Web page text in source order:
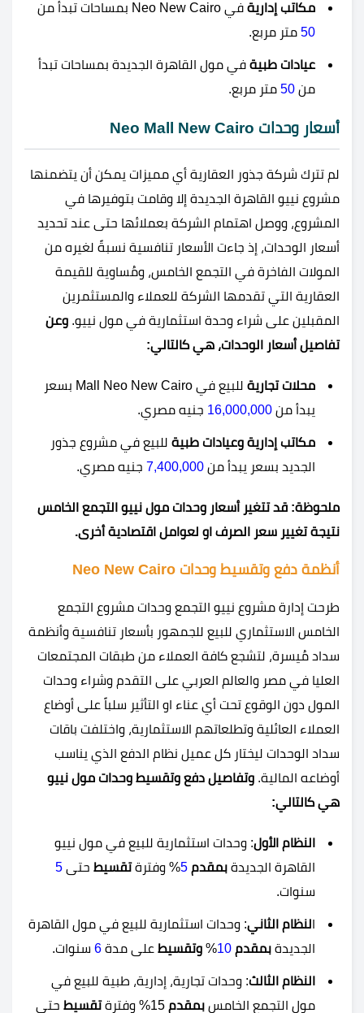
مكاتب إدارية في Neo New Cairo بمساحات تبدأ من
50 متر مربع.
عيادات طبية في مول القاهرة الجديدة بمساحات تبدأ
من 50 متر مربع.
أسعار وحدات Neo Mall New Cairo
لم تترك شركة جذور العقارية أي مميزات يمكن أن يتضمنها
مشروع نييو القاهرة الجديدة إلا وقامت بتوفيرها في
المشروع، ووصل اهتمام الشركة بعملائها حتى عند تحديد
أسعار الوحدات، إذ جاءت الأسعار تنافسية نسبةً لغيره من
المولات الفاخرة في التجمع الخامس، ومُساوية للقيمة
العقارية التي تقدمها الشركة للعملاء والمستثمرين
المقبلين على شراء وحدة استثمارية في مول نييو. وعن
تفاصيل أسعار الوحدات، هي كالتالي:
محلات تجارية
للبيع في Mall Neo New Cairo بسعر
يبدأ من 16,000,000 جنيه مصري.
مكاتب إدارية وعيادات طبية للبيع في مشروع جذور
الجديد بسعر يبدأ من 7,400,000 جنيه مصري.
ملحوظة: قد تتغير أسعار وحدات مول نييو التجمع الخامس
نتيجة تغيير سعر الصرف او لعوامل اقتصادية أخرى.
أنظمة دفع وتقسيط وحدات Neo New Cairo
طرحت إدارة مشروع نييو التجمع وحدات مشروع التجمع
الخامس الاستثماري للبيع للجمهور بأسعار تنافسية وأنظمة
سداد مُيسرة، لتشجع كافة العملاء من طبقات المجتمعات
العليا في مصر والعالم العربي على التقدم وشراء وحدات
المول دون الوقوع تحت أي عناء او التأثير سلباً على أوضاع
العملاء العائلية وتطلعاتهم الاستثمارية، واختلفت باقات
سداد الوحدات ليختار كل عميل نظام الدفع الذي يناسب
أوضاعه المالية. وتفاصيل دفع وتقسيط وحدات مول نييو
هي كالتالي:
النظام الأول: وحدات استثمارية للبيع في مول نييو
القاهرة الجديدة بمقدم 5% وفترةتقسيط حتى 5
سنوات.
النظام الثاني: وحدات استثمارية للبيع في مول القاهرة
الجديدة بمقدم 10
% وتقسيط على مدة 6 سنوات.
النظام الثالث: وحدات تجارية، إدارية، طبية للبيع في
مول التجمع الخامس بمقدم تقسيط حتى